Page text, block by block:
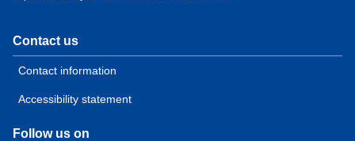
Contact us
Contact information
Accessibility statement
Follow us on